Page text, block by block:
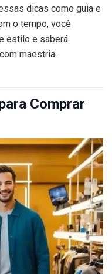
dicas como guia e
o tempo, você
estilo e saberá
maestria.
Comprar